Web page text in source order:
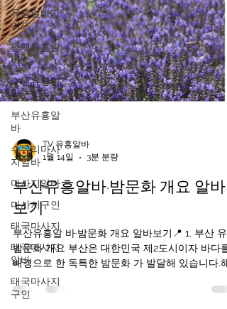
유흥알바가
이드
평택유흥알
바
수원유흥알
바
부산유흥알
바
수유리마사
지알바
마사지알바
마사지구인
태국마사지
태국마사지
알바
태국마사지
구인
1월 14일
3분 분량
부산유흥알바·밤문화 개요 알바
보기
부산유흥알 바·밤문화 개요 알바보기📍 1. 부산 유
배경으로 한 독특한 밤문화 가 발달해 있습니다.해